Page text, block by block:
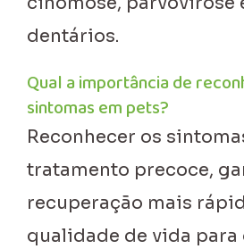
dentários.
Qual a importância de
sintomas em pets?
Reconhecer os
tratamento precoce,
recuperação mais
qualidade de vida para